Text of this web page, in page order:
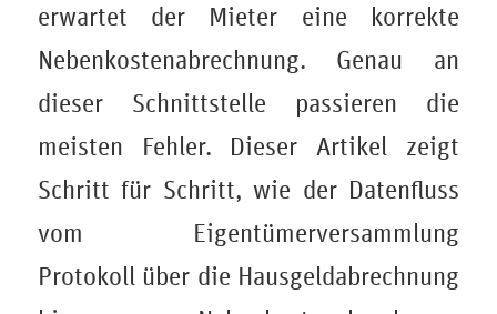
erwartet der Mieter eine korrekte
Nebenkostenabrechnung. Genau an
dieser Schnittstelle passieren die
meisten Fehler. Dieser Artikel zeigt
Schritt für Schritt, wie der Datenfluss
vom Eigentümerversammlung
Protokoll über die Hausgeldabrechnung